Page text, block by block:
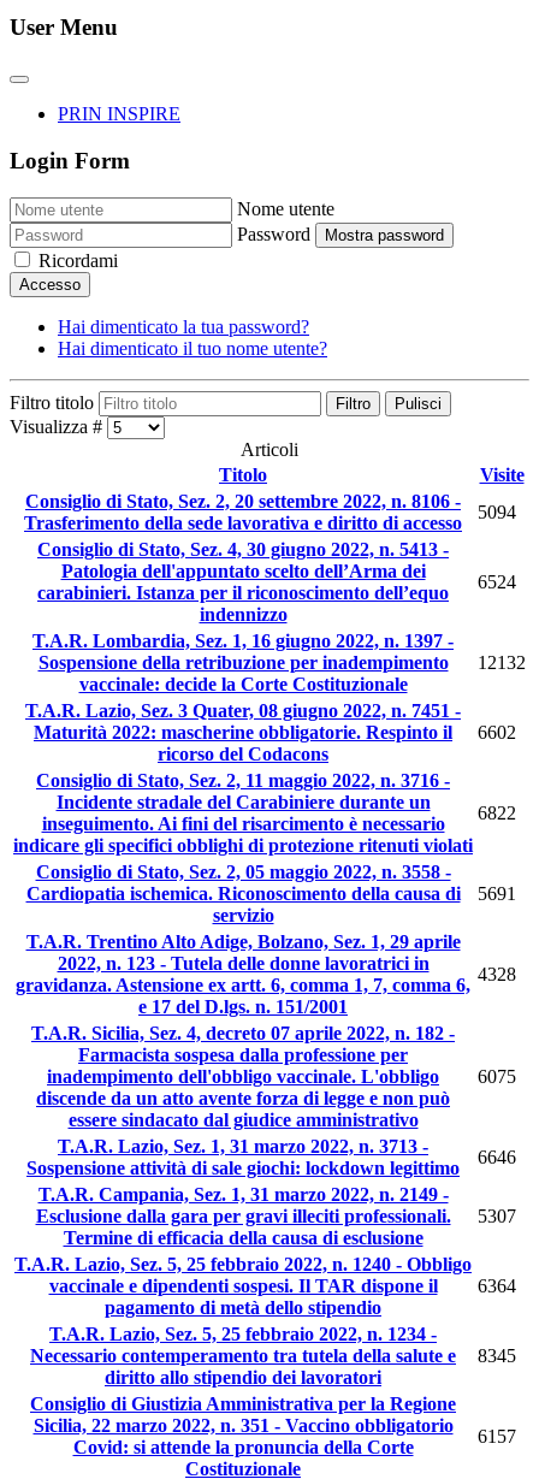
User Menu
PRIN INSPIRE
Login Form
Nome utente
Password
Mostra password
Ricordami
Accesso
Hai dimenticato la tua password?
Hai dimenticato il tuo nome utente?
Filtro titolo Filtro Pulisci
Visualizza #
Articoli
Titolo
Visite
Consiglio di Stato, Sez. 2, 20 settembre 2022, n. 8106 -
Trasferimento della sede lavorativa e diritto di accesso
5094
Consiglio di Stato, Sez. 4, 30 giugno 2022, n. 5413 -
Patologia dell'appuntato scelto dell’Arma dei
carabinieri. Istanza per il riconoscimento dell’equo
indennizzo
6524
T.A.R. Lombardia, Sez. 1, 16 giugno 2022, n. 1397 -
Sospensione della retribuzione per inadempimento
vaccinale: decide la Corte Costituzionale
12132
T.A.R. Lazio, Sez. 3 Quater, 08 giugno 2022, n. 7451 -
Maturità 2022: mascherine obbligatorie. Respinto il
ricorso del Codacons
6602
Consiglio di Stato, Sez. 2, 11 maggio 2022, n. 3716 -
Incidente stradale del Carabiniere durante un
inseguimento. Ai fini del risarcimento è necessario
indicare gli specifici obblighi di protezione ritenuti violati
6822
Consiglio di Stato, Sez. 2, 05 maggio 2022, n. 3558 -
Cardiopatia ischemica. Riconoscimento della causa di
servizio
5691
T.A.R. Trentino Alto Adige, Bolzano, Sez. 1, 29 aprile
2022, n. 123 - Tutela delle donne lavoratrici in
gravidanza. Astensione ex artt. 6, comma 1, 7, comma 6,
e 17 del D.lgs. n. 151/2001
4328
T.A.R. Sicilia, Sez. 4, decreto 07 aprile 2022, n. 182 -
Farmacista sospesa dalla professione per
inadempimento dell'obbligo vaccinale. L'obbligo
discende da un atto avente forza di legge e non può
essere sindacato dal giudice amministrativo
6075
T.A.R. Lazio, Sez. 1, 31 marzo 2022, n. 3713 -
Sospensione attività di sale giochi: lockdown legittimo
6646
T.A.R. Campania, Sez. 1, 31 marzo 2022, n. 2149 -
Esclusione dalla gara per gravi illeciti professionali.
Termine di efficacia della causa di esclusione
5307
T.A.R. Lazio, Sez. 5, 25 febbraio 2022, n. 1240 - Obbligo
vaccinale e dipendenti sospesi. Il TAR dispone il
pagamento di metà dello stipendio
6364
T.A.R. Lazio, Sez. 5, 25 febbraio 2022, n. 1234 -
Necessario contemperamento tra tutela della salute e
diritto allo stipendio dei lavoratori
8345
Consiglio di Giustizia Amministrativa per la Regione
Sicilia, 22 marzo 2022, n. 351 - Vaccino obbligatorio
Covid: si attende la pronuncia della Corte
Costituzionale
6157